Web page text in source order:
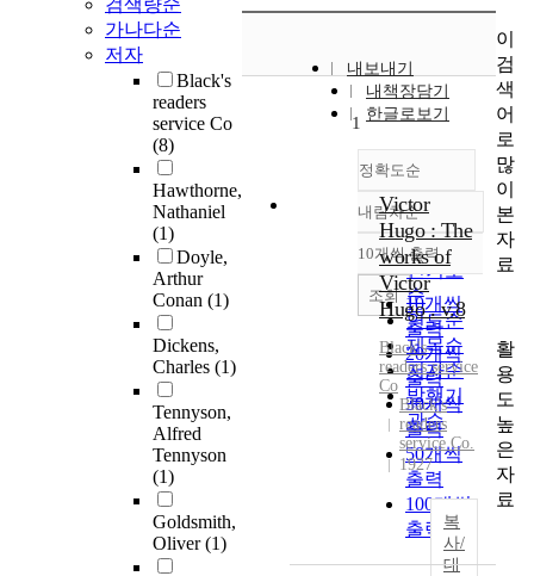
검색량순
가나다순
저자
Black's
readers
service Co
(8)
Hawthorne,
Nathaniel
(1)
Doyle,
Arthur
Conan (1)
Dickens,
Charles (1)
Tennyson,
Alfred
Tennyson
(1)
Goldsmith,
Oliver(1)
내보내기
내책장담기
한글로보기
정확도순
정확도
순
인기도
순
연도순
제목순
저자순
발행기
관순
내림차순
내림차순
10개씩 출력
10개씩
출력
20개씩
출력
30개씩
출력
50개씩
출력
100개씩
출력
조회
1
Victor
Hugo : The
works of
Victor
Hugo . v.8
Black's
readers service
Co
Black's
readers
service Co.
1927
복
사/
대
이
검
색
어
로
많
이
본
자
료
활
용
도
높
은
자
료